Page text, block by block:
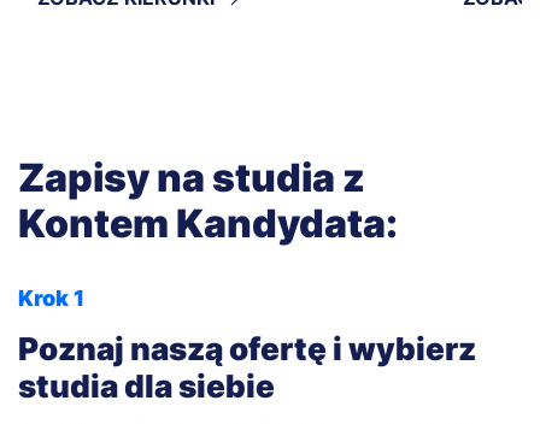
Zapisy na studia z
Kontem Kandydata:
Krok 1
Poznaj naszą ofertę i wybierz
studia dla siebie